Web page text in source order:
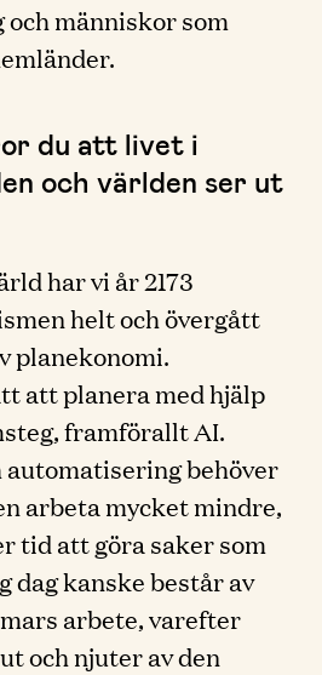
människor som
du att livet i
och världen ser ut
har vi år 2173
helt och övergått
planekonomi.
att planera med hjälp
framförallt AI.
automatisering behöver
arbeta mycket mindre,
tid att göra saker som
dag kanske består av
arbete, varefter
och njuter av den